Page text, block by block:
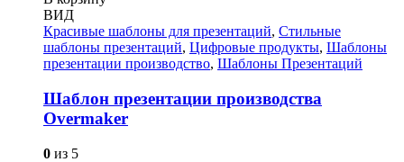
ВИД
Красивые шаблоны для презентаций, Стильные
шаблоны презентаций, Цифровые продукты, Шаблоны
презентации производство, Шаблоны Презентаций
Шаблон презентации производства
Overmaker
0 из 5